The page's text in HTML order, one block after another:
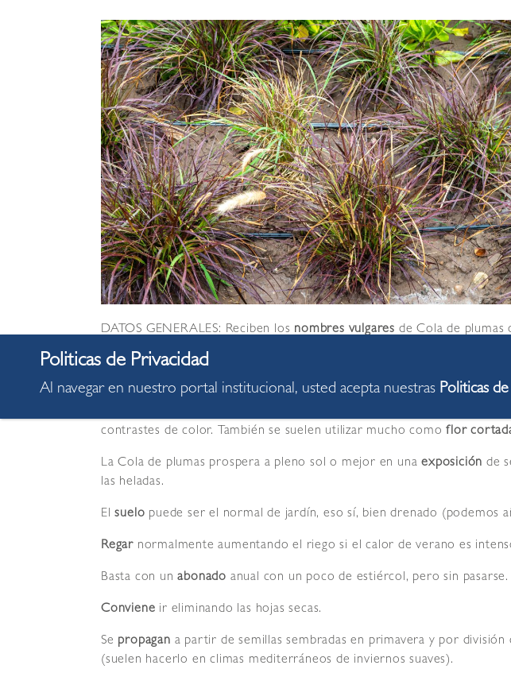
DATOS GENERALES: Reciben los nombres vulgares de Cola de plumas
Son plantas de tallo hueco y
de color crema y tener toques de color púrpura.
contrastes de color. También se suelen utilizar mucho comoflor
La Cola de plumas prospera a pleno sol o mejor en unaexposición de
las heladas.
Elsuelo puede ser el normal de jardín, eso sí, bien drenado (podemos
Regar normalmente aumentando el riego si el calor de verano es
Basta con unabonado anual con un poco de estiércol, pero sin pasarse.
Conviene ir eliminando las hojas secas.
Se propagan a partir de semillas sembradas en primavera y por
(suelen hacerlo en climas mediterráneos de inviernos suaves).
Al navegar en nuestro portal institucional, usted acepta nuestras Politicas